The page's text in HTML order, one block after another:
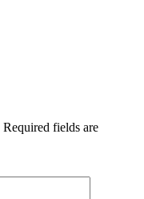
Required fields are